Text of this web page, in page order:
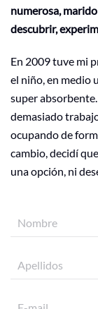
numerosa,
descubrir,
En 2009 tuve mi
el niño, en medio
super
demasiado
ocupando de
cambio, decidí
una opción, ni